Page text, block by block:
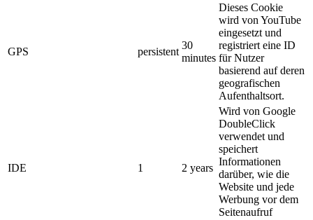
GPS persistent
30
minutes
Dieses Cookie
wird von YouTube
eingesetzt und
registriert eine ID
für Nutzer
basierend auf deren
geografischen
Aufenthaltsort.
IDE 1 2 years
Wird von Google
DoubleClick
verwendet und
speichert
Informationen
darüber, wie die
Website und jede
Werbung vor dem
Seitenaufruf